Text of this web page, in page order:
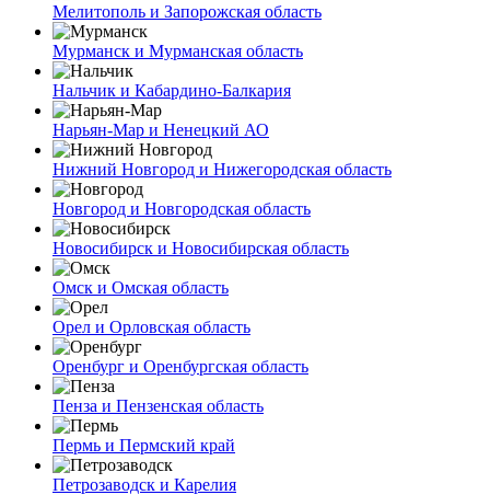
Мелитополь и Запорожская область
Мурманск и Мурманская область
Нальчик и Кабардино-Балкария
Нарьян-Мар и Ненецкий АО
Нижний Новгород и Нижегородская область
Новгород и Новгородская область
Новосибирск и Новосибирская область
Омск и Омская область
Орел и Орловская область
Оренбург и Оренбургская область
Пенза и Пензенская область
Пермь и Пермский край
Петрозаводск и Карелия